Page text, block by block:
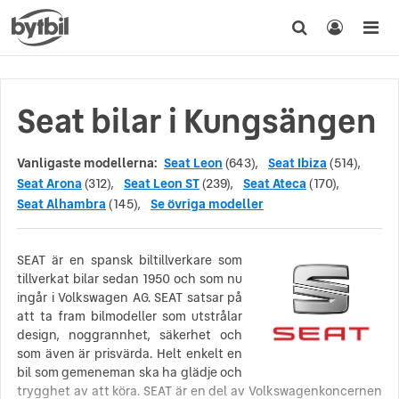
Seat bilar i Kungsängen
Vanligaste modellerna: Seat Leon (643), Seat Ibiza (514),
Seat Arona (312), Seat Leon ST(239), Seat Ateca (170),
Seat Alhambra (145), Se övriga modeller
SEAT är en spansk biltillverkare som
tillverkat bilar sedan 1950 och som nu
ingår i Volkswagen AG. SEAT satsar på
att ta fram bilmodeller som utstrålar
design, noggrannhet, säkerhet och
som även är prisvärda. Helt enkelt en
bil som gemeneman ska ha glädje och
trygghet av att köra. SEAT är en del av Volkswagenkoncernen